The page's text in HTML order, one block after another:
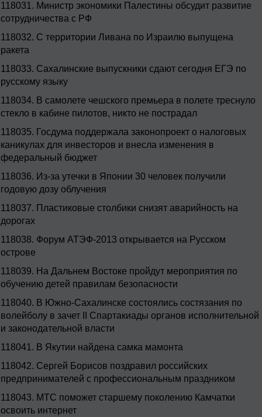
118031. Министр экономики Палестины обсудит развитие
сотрудничества с РФ
118032. С территории Ливана по Израилю выпущена
ракета
118033. Сахалинские выпускники сдают сегодня ЕГЭ по
русскому языку
118034. В самолете чешского премьера в полете треснуло
стекло в кабине пилотов, никто не пострадал
118035. Госдума поддержала законопроект о налоговых
каникулах для инвесторов и внесла изменения в
федеральный бюджет
118036. Из-за утечки в Японии 30 человек получили
годовую дозу облучения
118037. Пластиковые столбики снизят аварийность на
дорогах
118038. Форум АТЭФ-2013 открывается на Русском
острове
118039. На Дальнем Востоке пройдут мероприятия по
обучению детей правилам безопасности
118040. В Южно-Сахалинске состоялись состязания по
волейболу в зачет II Спартакиады органов исполнительной
и законодательной власти
118041. В Якутии найдена самка мамонта
118042. Сергей Борисов поздравил российских
предпринимателей с профессиональным праздником
118043. МТС поможет старшему поколению Камчатки
освоить интернет